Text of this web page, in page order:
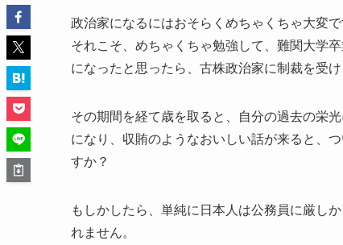
政治家になるにはおそらくめちゃくちゃ大変で
それこそ、めちゃくちゃ勉強して、難関大学
になったと思ったら、古株政治家に制裁を受
その期間を経て歳を取ると、自分の過去の栄
になり、収賄のようなおいしい話が来ると、
すか？
もしかしたら、単純に日本人は公務員に厳し
れません。